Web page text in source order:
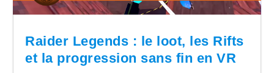
Raider Legends : le loot, les Rifts
et la progression sans fin en VR